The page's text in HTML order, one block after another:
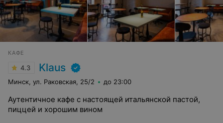
КАФЕ
4.3 Klaus
Минск, ул. Раковская, 25/2 до 23:00
Аутентичное кафе с настоящей итальянской пастой,
пиццей и хорошим вином